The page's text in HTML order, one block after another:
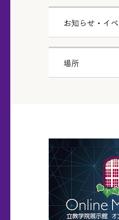
お知らせ・イ
場所